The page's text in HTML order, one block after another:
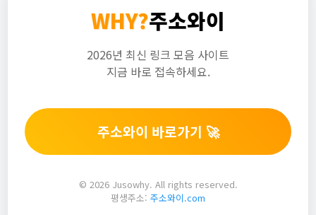
WHY?주소와이
2026년 최신 링크 모음 사이트
지금 바로 접속하세요.
주소와이 바로가기 🚀
© 2026 Jusowhy. All rights reserved.
평생주소: 주소와이.com